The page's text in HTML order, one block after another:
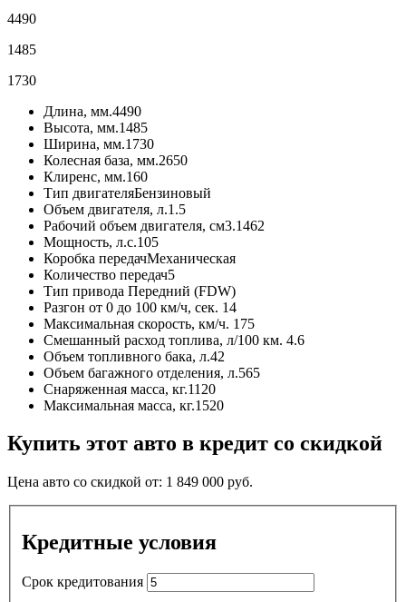
4490
1485
1730
Длина, мм.4490
Высота, мм.1485
Ширина, мм.1730
Колесная база, мм.2650
Клиренс, мм.160
Тип двигателяБензиновый
Объем двигателя, л.1.5
Рабочий объем двигателя, см3.1462
Мощность, л.с.105
Коробка передачМеханическая
Количество передач5
Тип привода Передний (FDW)
Разгон от 0 до 100 км/ч, сек. 14
Максимальная скорость, км/ч. 175
Смешанный расход топлива, л/100 км. 4.6
Объем топливного бака, л.42
Объем багажного отделения, л.565
Снаряженная масса, кг.1120
Максимальная масса, кг.1520
Купить этот авто в кредит со скидкой
Цена авто со скидкой от: 1 849 000 руб.
Кредитные условия
Срок кредитования